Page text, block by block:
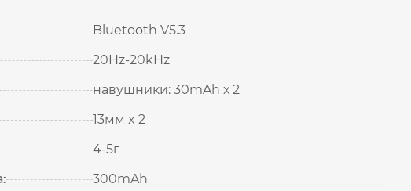
Bluetooth V5.3
20Hz-20kHz
навушники: 30mAh х 2
13мм x 2
4-5г
300mAh